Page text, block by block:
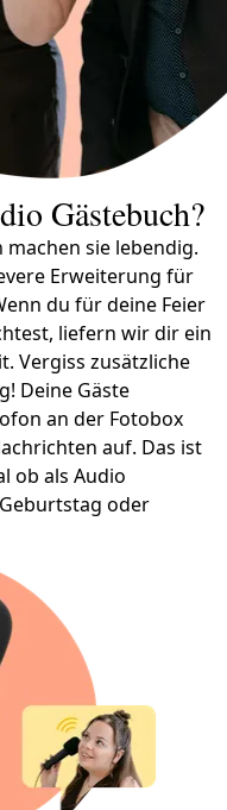
Gästebuch?
sie lebendig.
Erweiterung für
du für deine Feier
liefern wir dir ein
Vergiss zusätzliche
Deine Gäste
an der Fotobox
auf. Das ist
ob als Audio
oder